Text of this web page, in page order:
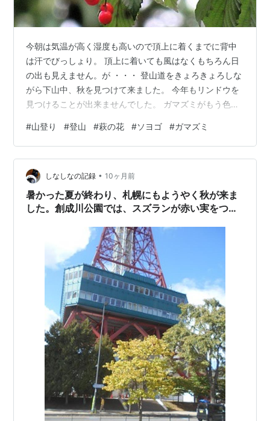
今朝は気温が高く湿度も高いので頂上に着くまでに背中
は汗でびっしょり。 頂上に着いても風はなくもちろん日
の出も見えません。が ・・・ 登山道をきょろきょろしな
がら下山中、秋を見つけて来ました。 今年もリンドウを
見つけることが出来ませんでした。 ガマズミがもう色づ
ギク ソヨゴ ナツハゼ？ ナツハゼの実？ レンズアプリで
調べるとハナナガムチヘビ？ 天気なら日の出が見える東
の空 天下台山頂上
#山登り #登山 #萩の花 #ソヨゴ #ガマズミ
しなしなの記録 • 10ヶ月前
暑かった夏が終わり、札幌にもようやく秋が来ま
した。創成川公園では、スズランが赤い実をつ